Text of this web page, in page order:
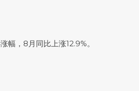
，8月同比上涨12.9%。